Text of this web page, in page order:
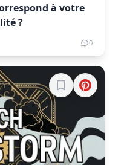
à votre
?
0
Connectez-